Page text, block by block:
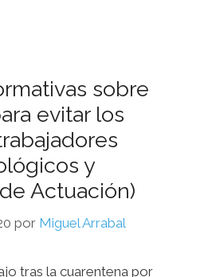
sobre
evitar los
y
Actuación)
por Miguel Arrabal
tras la cuarentena por